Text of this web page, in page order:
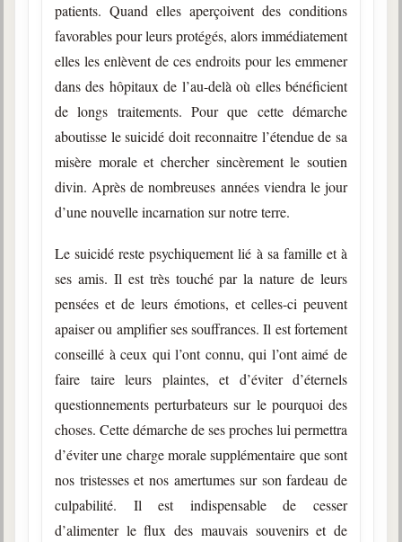
patients. Quand elles aperçoivent des conditions
favorables pour leurs protégés, alors immédiatement
elles les enlèvent de ces endroits pour les emmener
dans des hôpitaux de l’au-delà où elles bénéficient
de longs traitements. Pour que cette démarche
aboutisse le suicidé doit reconnaitre l’étendue de sa
misère morale et chercher sincèrement le soutien
divin. Après de nombreuses années viendra le jour
d’une nouvelle incarnation sur notre terre.
Le suicidé reste psychiquement lié à sa famille et à
ses amis. Il est très touché par la nature de leurs
pensées et de leurs émotions, et celles-ci peuvent
apaiser ou amplifier ses souffrances. Il est fortement
conseillé à ceux qui l’ont connu, qui l’ont aimé de
faire taire leurs plaintes, et d’éviter d’éternels
questionnements perturbateurs sur le pourquoi des
choses. Cette démarche de ses proches lui permettra
d’éviter une charge morale supplémentaire que sont
nos tristesses et nos amertumes sur son fardeau de
culpabilité. Il est indispensable de cesser
d’alimenter le flux des mauvais souvenirs et de